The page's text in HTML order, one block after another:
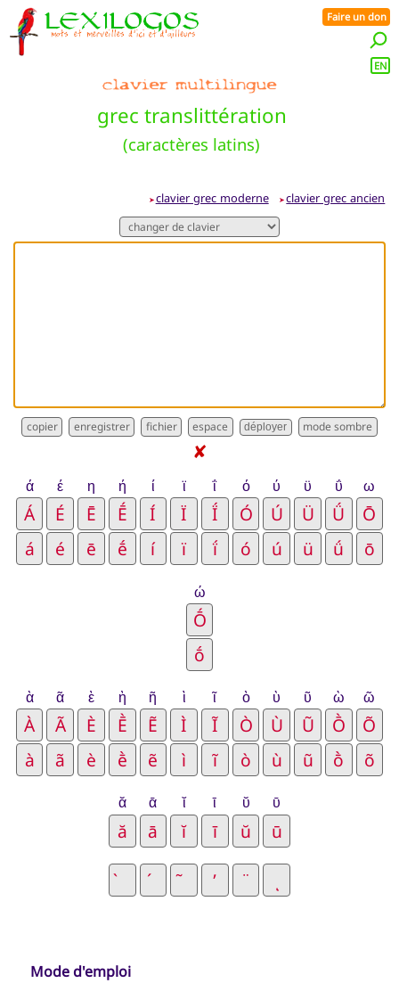
grec translittération
(caractères latins)
Faire un don
EN
➤ clavier grec moderne ➤clavier grec ancien
déployer
✘
ά
έ η ή ί ϊ ΐ ό ύ ϋ ΰ ω
ώ
ὰ ᾶ ὲ ὴ ῆ ὶ ῖ ὸ ὺ ῦ ὼ ῶ
ᾰ ᾱ ῐ ῑ ῠ ῡ
Mode d'emploi